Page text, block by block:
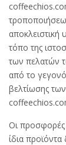
αποκλειστική
τόπο της
των πελατών
από το
βελτίωσης
Οι προσφορές
ίδια